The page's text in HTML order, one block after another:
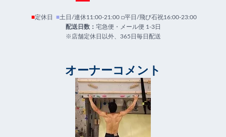
■定休日 ■土日/連休11:00-21:00 □平日/飛び石祝16:00-23:00
配送日数： 宅急便・メール便 1-3日
※店舗定休日以外、365日毎日配送
オーナーコメント